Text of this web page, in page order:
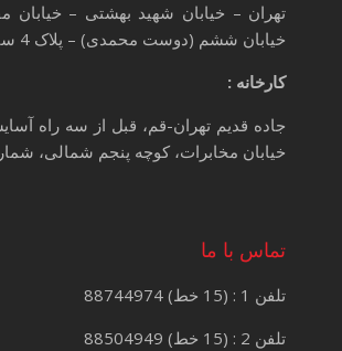
تهران – خیابان شهید بهشتی – خیابان
خیابان ششم (دوست محمدی) – پلاک 4 ساختمان تتیس
کارخانه :
جاده قدیم تهران-قم، قبل از سه راه
خیابان مخابرات، کوچه پنجم شمالی، شماره
تماس با ما
تلفن 1 : (15 خط) 88744974
تلفن 2 : (15 خط) 88504949